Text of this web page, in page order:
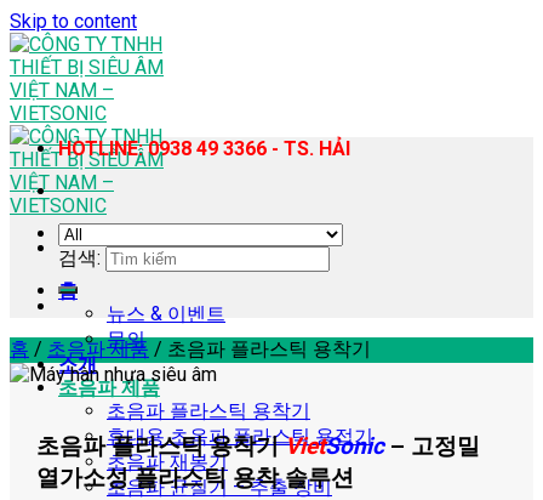
Skip to content
홈
뉴스 & 이벤트
문의
소개
초음파 제품
초음파 플라스틱 용착기
휴대용 초음파 플라스틱 용접기
초음파 재봉기
초음파 균질기 – 추출 장비
HOTLINE: 0938 49 3366 - TS. HẢI
검색:
홈 / 초음파 제품 / 초음파 플라스틱 용착기
초음파 플라스틱 용착기VietSonic– 고정밀
열가소성 플라스틱 용착 솔루션